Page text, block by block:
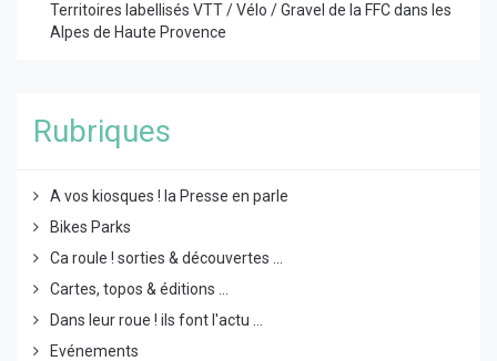
Territoires labellisés VTT / Vélo / Gravel de la FFC dans les
Alpes de Haute Provence
Rubriques
A vos kiosques ! la Presse en parle
Bikes Parks
Ca roule ! sorties & découvertes ...
Cartes, topos & éditions ...
Dans leur roue ! ils font l'actu ...
Evénements